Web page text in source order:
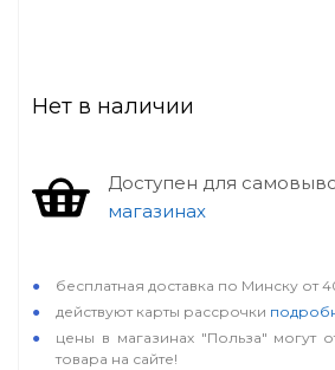
Нет в наличии
Доступен для
магазинах
бесплатная доставка по Минску от
действуют карты рассрочки
цены в магазинах "Польза" могут
товара на сайте!